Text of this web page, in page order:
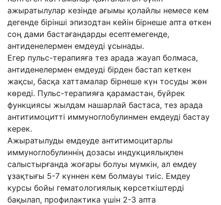
ажыратылулар кезінде ағымы қолайлы немесе кем
дегенде бірінші эпизодтан кейін бірнеше апта өткен
соң дами бастағандарды есептемегенде,
антиденелермен емдеуді ұсынады.
Егер пульс-терапияға тез арада жауап болмаса,
антиденелермен емдеуді бірден бастап кеткен
жақсы, басқа хаттамалар бірнеше күн тосуды жөн
көреді. Пульс-терапияға қарамастан, бүйрек
функциясы жылдам нашарлай бастаса, тез арада
антитимоцитті иммуноглобулинмен емдеуді бастау
керек.
Ажыратылуды емдеуде антитимоцитарлы
иммуноглобулиннің дозасы индукциялықпен
салыстырғанда жоғары болуы мүмкін, ал емдеу
ұзақтығы 5-7 күннен кем болмауы тиіс. Емдеу
курсы бойы гематологиялық көрсеткіштерді
бақылап, профилактика үшін 2-3 апта